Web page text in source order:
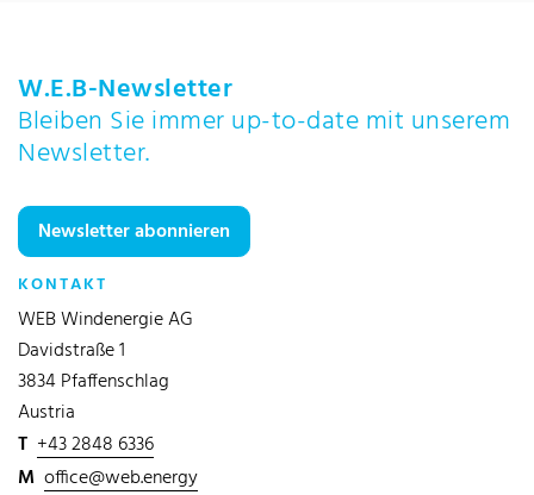
W.E.B-Newsletter
Bleiben Sie immer up-to-date mit unserem
Newsletter.
Newsletter abonnieren
KONTAKT
WEB Windenergie AG
Davidstraße 1
3834 Pfaffenschlag
Austria
T +43 2848 6336
M office@web.energy